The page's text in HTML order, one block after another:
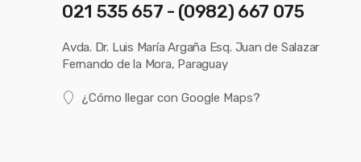
021 535 657 - (0982) 667 075
Avda. Dr. Luis María Argaña Esq. Juan de Salazar
Fernando de la Mora, Paraguay
¿Cómo llegar con Google Maps?